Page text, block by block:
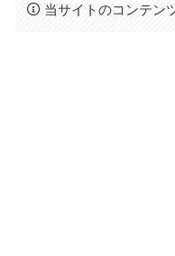
当サイトのコンテン